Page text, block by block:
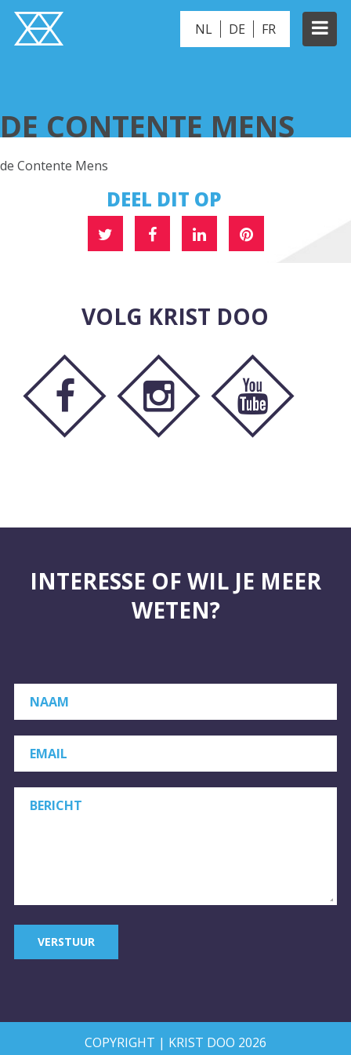
NL DE FR
DE CONTENTE MENS
de Contente Mens
DEEL DIT OP
VOLG KRIST DOO
INTERESSE OF WIL JE MEER
WETEN?
VERSTUUR
COPYRIGHT | KRIST DOO 2026